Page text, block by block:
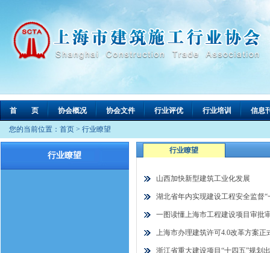
首 页 协会概况 协会文件 行业评优 行业培训 信息
您的当前位置： 首页 > 行业瞭望
行业瞭望
行业瞭望
山西加快新型建筑工业化发展
湖北省年内实现建设工程安全监督“
一图读懂上海市工程建设项目审批
上海市办理建筑许可4.0改革方案正
浙江省重大建设项目“十四五”规划